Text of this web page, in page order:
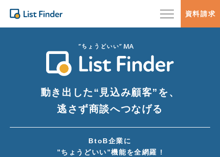
資料請求
動き出した“見込み顧客”を、
逃さず商談へつなげる
BtoB企業に
”ちょうどいい”機能を全網羅 !